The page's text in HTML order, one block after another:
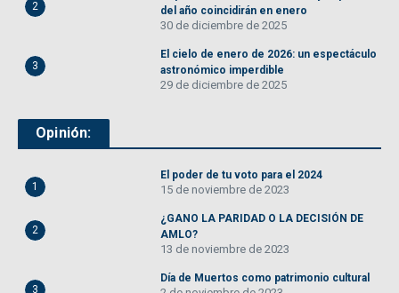
2
del año coincidirán en enero
30 de diciembre de 2025
3
El cielo de enero de 2026: un espectáculo
astronómico imperdible
29 de diciembre de 2025
Opinión:
1
El poder de tu voto para el 2024
15 de noviembre de 2023
2
¿GANO LA PARIDAD O LA DECISIÓN DE
AMLO?
13 de noviembre de 2023
3
Día de Muertos como patrimonio cultural